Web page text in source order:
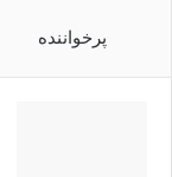
پرخواننده